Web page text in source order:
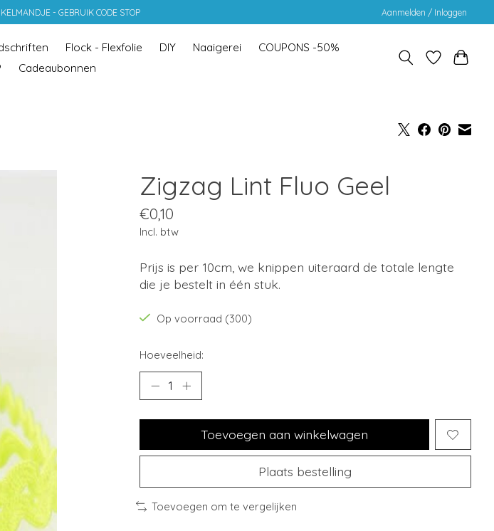
- GEBRUIK CODE STOP Aanmelden / Inloggen
Flock - Flexfolie DIY Naaigerei
COUPONS -50%
Cadeaubonnen
Zigzag Lint Fluo Geel
€0,10
Incl. btw
Prijs is per 10cm, we knippen uiteraard de totale lengte
die je bestelt in één stuk.
Op voorraad (300)
Hoeveelheid:
Toevoegen aan winkelwagen
Plaats bestelling
Toevoegen om te vergelijken